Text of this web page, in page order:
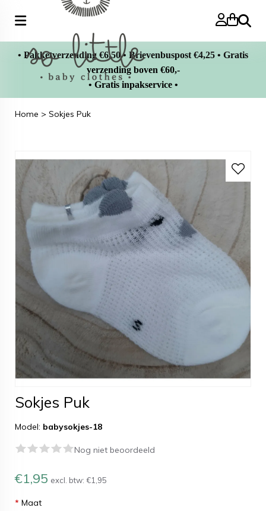
Zoeken
• Pakketverzending €6,50 • Brievenbuspost €4,25 • Gratis
verzending boven €60,-
• Gratis inpakservice •
Home > Sokjes Puk
Sokjes Puk
Model: babysokjes-18
Nog niet beoordeeld
€1,95 excl. btw: €1,95
* Maat